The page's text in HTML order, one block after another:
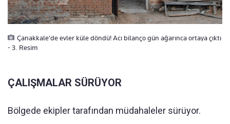
Çanakkale'de evler küle döndü! Acı bilanço gün ağarınca ortaya çıktı
- 3. Resim
ÇALIŞMALAR SÜRÜYOR
Bölgede ekipler tarafından müdahaleler sürüyor.